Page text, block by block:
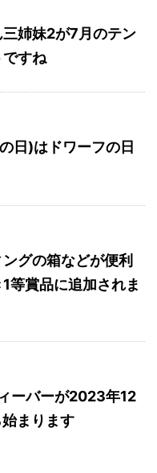
姉妹2が7月のテン
すね
日)はドワーフの日
グの箱などが便利
等賞品に追加されま
ーバーが2023年12
まります